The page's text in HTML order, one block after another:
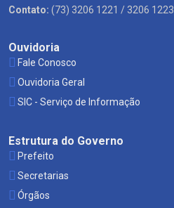
Contato: (73) 3206 1221 / 3206 1223
Ouvidoria
Fale Conosco
Ouvidoria Geral
SIC - Serviço de Informação
Estrutura do Governo
Prefeito
Secretarias
Órgãos